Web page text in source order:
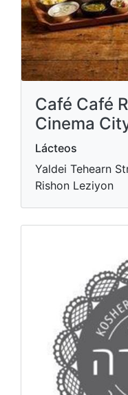
Café Café
Cinema
Lácteos
Yaldei Tehearn
Rishon Leziyon